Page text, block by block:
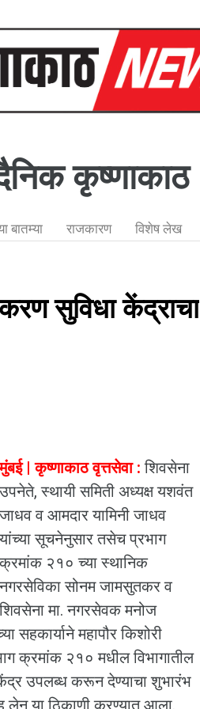
कृष्णाकाठ
बातम्या राजकारण विशेष लेख
सुविधा केंद्राचा
मुंबई | कृष्णाकाठ वृत्तसेवा :शिवसेना
उपनेते, स्थायी समिती अध्यक्ष यशवंत
जाधव व आमदार यामिनी जाधव
यांच्या सूचनेनुसार तसेच प्रभाग
क्रमांक २१० च्या स्थानिक
नगरसेविका सोनम जामसुतकर व
शिवसेना मा. नगरसेवक मनोज
सहकार्याने महापौर किशोरी
क्रमांक २१० मधील विभागातील
उपलब्ध करून देण्याचा शुभारंभ
या ठिकाणी करण्यात आला.